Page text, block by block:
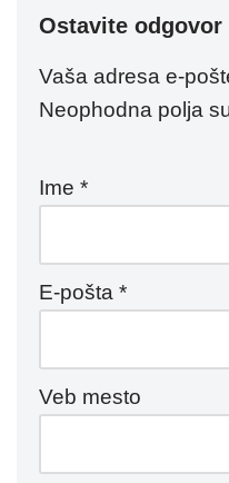
Ostavite odgovor
Vaša adresa e-
Neophodna polja
Ime *
E-pošta *
Veb mesto